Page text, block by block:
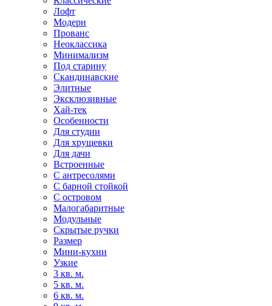
Лофт
Модерн
Прованс
Неоклассика
Минимализм
Под старину
Скандинавские
Элитные
Эксклюзивные
Хай-тек
Особенности
Для студии
Для хрущевки
Для дачи
Встроенные
С антресолями
С барной стойкой
С островом
Малогабаритные
Модульные
Скрытые ручки
Размер
Мини-кухни
Узкие
3 кв. м.
5 кв. м.
6 кв. м.